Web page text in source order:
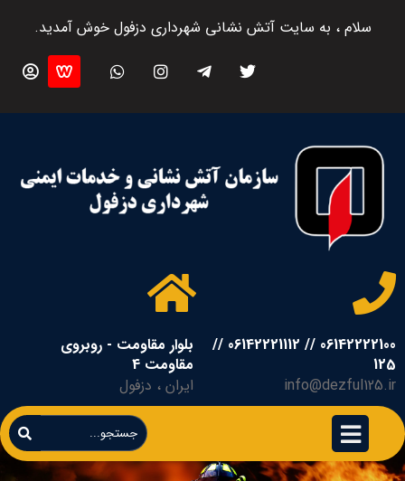
سلام ، به سایت آتش نشانی شهرداری دزفول خوش آمدید.
06142222100 // 06142221112 //
125
info@dezful125.ir
بلوار مقاومت - روبروی
مقاومت 4
ایران ، دزفول